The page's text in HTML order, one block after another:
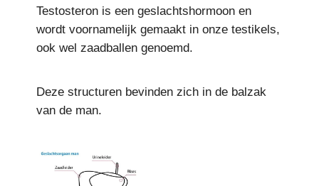
Testosteron is een geslachtshormoon en
wordt voornamelijk gemaakt in onze testikels,
ook wel zaadballen genoemd.
Deze structuren bevinden zich in de balzak
van de man.